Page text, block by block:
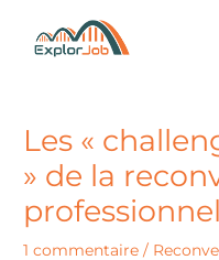
contenu
Les «
» de la
1 commentaire /